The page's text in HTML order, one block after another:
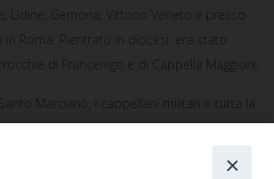
Udine, Gemona, Vittorio Veneto e presso
in Roma. Rientrato in diocesi, era stato
di Francenigo e di Cappella Maggiore.
Marcianò, i cappellani militari e tutta la
nella preghiera.